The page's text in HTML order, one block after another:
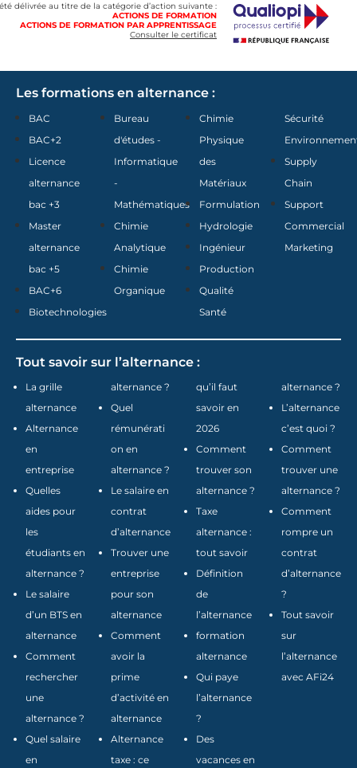
délivrée au titre de la catégorie d’action suivante :
ACTIONS DE FORMATION
ACTIONS DE FORMATION PAR APPRENTISSAGE
Consulter le certificat
Les formations en alternance :
BAC
BAC+2
Licence
alternance
bac +3
Master
alternance
bac +5
BAC+6
Biotechnologies
Bureau
d'études -
Informatique
-
Mathématiques
Chimie
Analytique
Chimie
Organique
Chimie
Physique
des
Matériaux
Formulation
Hydrologie
Ingénieur
Production
Qualité
Santé
Sécurité
Supply
Chain
Support
Commercial
Marketing
Tout savoir sur l’alternance :
La grille
alternance
Alternance
en
entreprise
Quelles
aides pour
les
étudiants en
alternance ?
Le salaire
d’un BTS en
alternance
Comment
rechercher
une
alternance ?
Quel salaire
en
alternance ?
Quel
rémunérati
on en
alternance ?
Le salaire en
contrat
d’alternance
Trouver une
entreprise
pour son
alternance
Comment
avoir la
prime
d’activité en
alternance
Alternance
taxe : ce
qu’il faut
savoir en
2026
Comment
trouver son
alternance ?
Taxe
alternance :
tout savoir
Définition
de
l’alternance
formation
alternance
Qui paye
l’alternance
?
Des
vacances en
alternance ?
L’alternance
c’est quoi ?
Comment
trouver une
alternance ?
Comment
rompre un
contrat
d’alternance
?
Tout savoir
sur
l’alternance
avec AFi24